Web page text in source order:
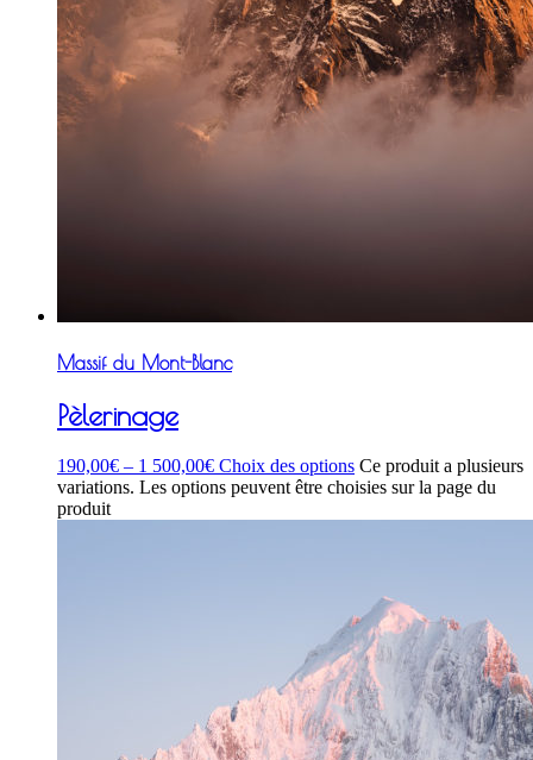
Massif du Mont-Blanc
Pèlerinage
190,00€ – 1 500,00€ Choix des options Ce produit a plusieurs
variations. Les options peuvent être choisies sur la page du
produit